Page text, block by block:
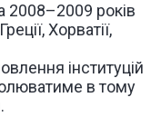
2008–2009 років
Хорватії,
інституцій
в тому